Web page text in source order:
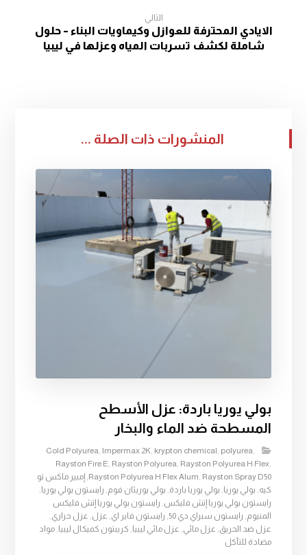
التالي
الايادي المحترفة للعوازل وكيماويات البناء – حلول
شاملة لكشف تسربات المياه وعزلها في ليبيا
المنشورات ذات الصلة ...
بولي يوريا باردة: عزل الأسطح
المسطحة ضد الماء والبخار
Cold Polyurea, Impermax 2K, krypton chemical, polyurea,
Rayston Fire E, Rayston Polyurea, Rayston Polyurea H Flex,
Rayston Polyurea H Flex Alum, Rayston Spray D50
, إمبير ماكس تو
كيه, بولي يوريا , بولي يوريا باردة, بولي يوريثان فوم, رايستون بولي يوريا ,
رايستون بولي يوريا إتش فليكس, رايستون بولي يوريا إتش فليكس
المنيوم, رايستون سبراي دي 50 , رايستون فاير اي, عزل, عزل حراري,
عزل ضد الحريق, عزل مائي, عزل مائي ليبيا , كريبتون كميكال ليبيا ,مواد
مضادة للتآكل